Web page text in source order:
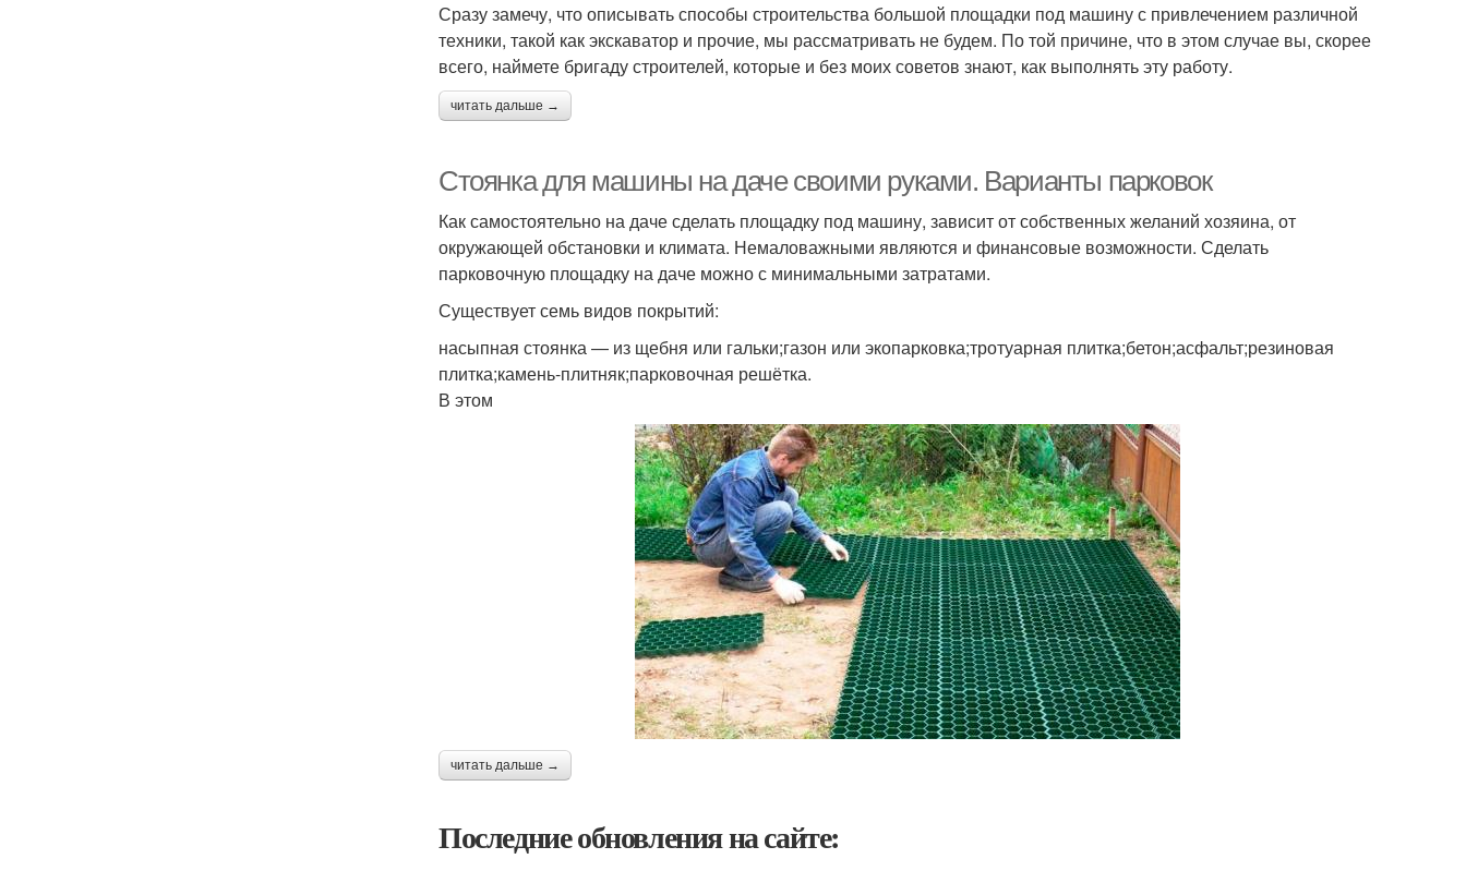
Сразу замечу, что описывать способы строительства большой площадки под машину с привлечением различной
техники, такой как экскаватор и прочие, мы рассматривать не будем. По той причине, что в этом случае вы, скорее
всего, наймете бригаду строителей, которые и без моих советов знают, как выполнять эту работу.
читать дальше →
Стоянка для машины на даче своими руками. Варианты парковок
Как самостоятельно на даче сделать площадку под машину, зависит от собственных желаний хозяина, от
окружающей обстановки и климата. Немаловажными являются и финансовые возможности. Сделать
парковочную площадку на даче можно с минимальными затратами.
Существует семь видов покрытий:
насыпная стоянка — из щебня или гальки;газон или экопарковка;тротуарная плитка;бетон;асфальт;резиновая
плитка;камень-плитняк;парковочная решётка.
В этом
читать дальше →
Последние обновления на сайте: